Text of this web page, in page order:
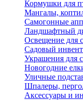
Кормушки для
Мангалы,
Самогонные
Ландшафтный
Освещение для
Садовый
Украшения для
Новогодние
Уличные
Шпалеры,
Аксессуары и